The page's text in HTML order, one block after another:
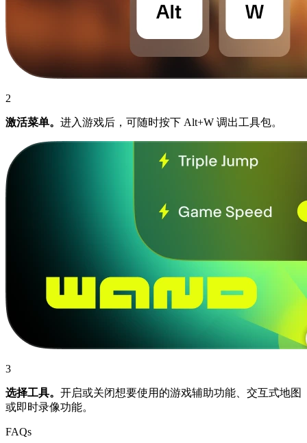
2
激活菜单。 进入游戏后，可随时按下 Alt+W 调出工具包。
3
选择工具。 开启或关闭想要使用的游戏辅助功能、交互式地图
或即时录像功能。
FAQs